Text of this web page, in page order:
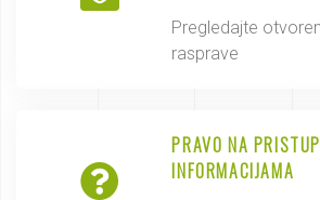
Pregledajte
rasprave
PRAVO NA PRISTUP
INFORMACIJAMA